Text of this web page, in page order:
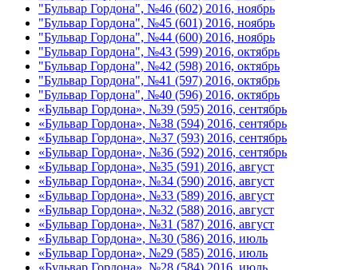
"Бульвар Гордона", №46 (602) 2016, ноябрь
"Бульвар Гордона", №45 (601) 2016, ноябрь
"Бульвар Гордона", №44 (600) 2016, ноябрь
"Бульвар Гордона", №43 (599) 2016, октябрь
"Бульвар Гордона", №42 (598) 2016, октябрь
"Бульвар Гордона", №41 (597) 2016, октябрь
"Бульвар Гордона", №40 (596) 2016, октябрь
«Бульвар Гордона», №39 (595) 2016, сентябрь
«Бульвар Гордона», №38 (594) 2016, сентябрь
«Бульвар Гордона», №37 (593) 2016, сентябрь
«Бульвар Гордона», №36 (592) 2016, сентябрь
«Бульвар Гордона», №35 (591) 2016, август
«Бульвар Гордона», №34 (590) 2016, август
«Бульвар Гордона», №33 (589) 2016, август
«Бульвар Гордона», №32 (588) 2016, август
«Бульвар Гордона», №31 (587) 2016, август
«Бульвар Гордона», №30 (586) 2016, июль
«Бульвар Гордона», №29 (585) 2016, июль
«Бульвар Гордона», №28 (584) 2016, июль